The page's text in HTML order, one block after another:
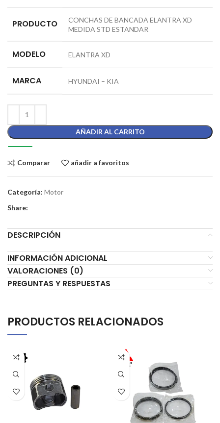
PRODUCTO
CONCHAS DE BANCADA ELANTRA XD
MEDIDA STD ESTANDAR
MODELO ELANTRA XD
MARCA HYUNDAI – KIA
AÑADIR AL CARRITO
Comparar añadir a favoritos
Categoría: Motor
Share:
DESCRIPCIÓN
INFORMACIÓN ADICIONAL
VALORACIONES (0)
PREGUNTAS Y RESPUESTAS
PRODUCTOS RELACIONADOS